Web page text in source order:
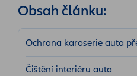
Obsah článku:
Ochrana karoserie auta
Čištění interiéru auta